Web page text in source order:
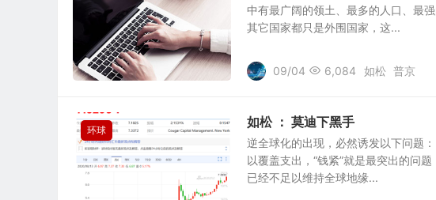
中有最广阔的领土、最多的人口、最
其它国家都只是外围国家，这...
09/04 6,084 如松 普京
环球
如松 ： 莫迪下黑手
逆全球化的出现，必然诱发以下问题
以覆盖支出，“钱紧”就是最突出的问
已经不足以维持全球地缘...